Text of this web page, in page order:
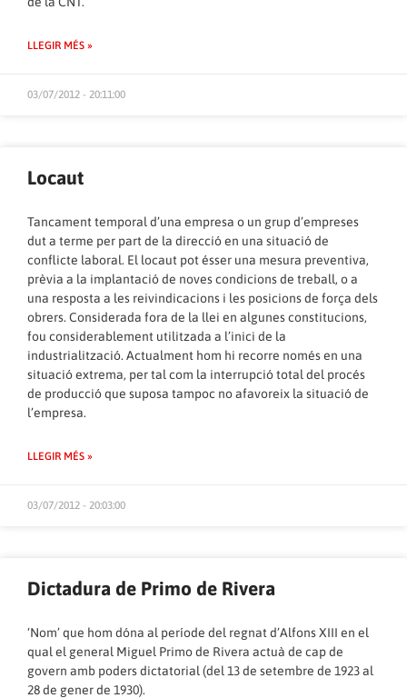
LLEGIR MÉS »
03/07/2012 - 20:11:00
Locaut
Tancament temporal d’una empresa o un grup d’empreses
dut a terme per part de la direcció en una situació de
conflicte laboral. El locaut pot ésser una mesura preventiva,
prèvia a la implantació de noves condicions de treball, o a
una resposta a les reivindicacions i les posicions de força dels
obrers. Considerada fora de la llei en algunes constitucions,
fou considerablement utilitzada a l’inici de la
industrialització. Actualment hom hi recorre només en una
situació extrema, per tal com la interrupció total del procés
de producció que suposa tampoc no afavoreix la situació de
l’empresa.
LLEGIR MÉS »
03/07/2012 - 20:03:00
Dictadura de Primo de Rivera
‘Nom’ que hom dóna al període del regnat d’Alfons XIII en el
qual el general Miguel Primo de Rivera actuà de cap de
govern amb poders dictatorial (del 13 de setembre de 1923 al
28 de gener de 1930).